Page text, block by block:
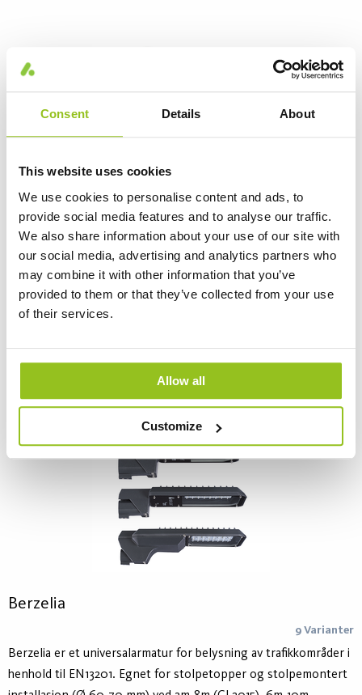
Consent Details About
This website uses cookies
We use cookies to personalise content and ads, to
provide social media features and to analyse our traffic.
We also share information about your use of our site with
our social media, advertising and analytics partners who
may combine it with other information that you’ve
provided to them or that they’ve collected from your use
of their services.
Allow all
Customize
Morisia Flood
bruksområder. Med et bredt spekter av ulike watt og
lysfordelinger, vil den fylle alt fra små parkeringsområder,
Berzelia
9 Varianter
Berzelia er et universalarmatur for belysning av trafikkområder i
henhold til EN13201. Egnet for stolpetopper og stolpemontert